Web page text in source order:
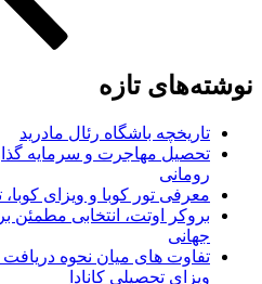
نوشته‌های تازه
تاریخچه باشگاه رئال مادرید
تحصیل مهاجرت و سرمایه
رومانی
معرفی تور کوبا و ویزای
بروکر اوتت، انتخابی مطمئن
جهانی
تفاوت های میان نحوه دریافت
ویزای تحصیلی کانادا